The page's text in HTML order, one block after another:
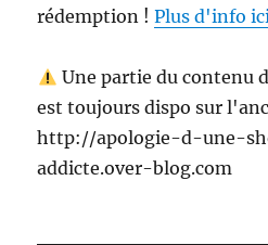
rédemption !Plus d'info
Une partie du contenu
est toujours dispo sur
http://apologie-d-une-
addicte.over-blog.com